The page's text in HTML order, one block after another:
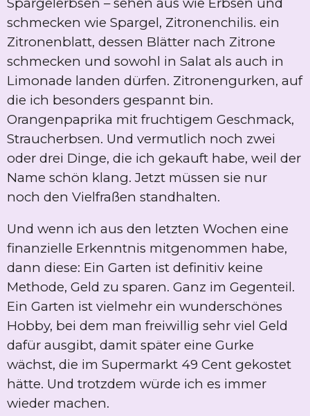
schmecken wie Spargel, Zitronenchilis. ein
Zitronenblatt, dessen Blätter nach Zitrone
schmecken und sowohl in Salat als auch in
Limonade landen dürfen. Zitronengurken, auf
die ich besonders gespannt bin.
Orangenpaprika mit fruchtigem Geschmack,
Straucherbsen. Und vermutlich noch zwei
oder drei Dinge, die ich gekauft habe, weil der
Name schön klang. Jetzt müssen sie nur
noch den Vielfraßen standhalten.
Und wenn ich aus den letzten Wochen eine
finanzielle Erkenntnis mitgenommen habe,
dann diese: Ein Garten ist definitiv keine
Methode, Geld zu sparen. Ganz im Gegenteil.
Ein Garten ist vielmehr ein wunderschönes
Hobby, bei dem man freiwillig sehr viel Geld
dafür ausgibt, damit später eine Gurke
wächst, die im Supermarkt 49 Cent gekostet
hätte. Und trotzdem würde ich es immer
wieder machen.